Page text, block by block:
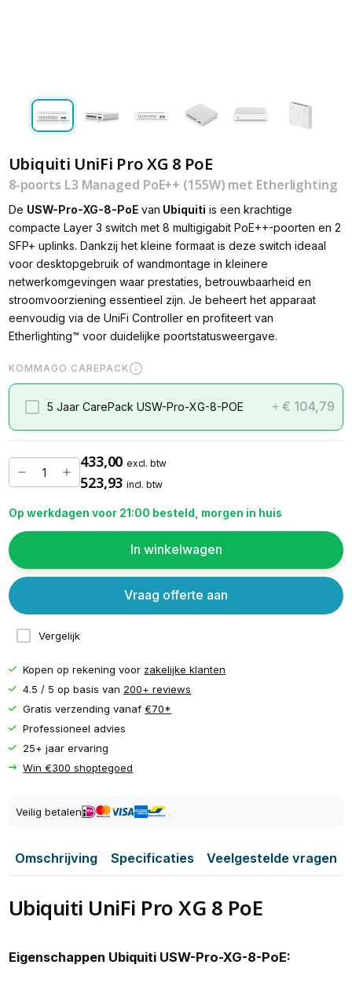
Ubiquiti UniFi Pro XG 8 PoE
8-poorts L3 Managed PoE++ (155W) met Etherlighting
De USW-Pro-XG-8-PoEvan Ubiquiti is een krachtige
compacte Layer 3 switch met 8 multigigabit PoE++-poorten en 2
SFP+ uplinks. Dankzij het kleine formaat is deze switch ideaal
voor desktopgebruik of wandmontage in kleinere
netwerkomgevingen waar prestaties, betrouwbaarheid en
stroomvoorziening essentieel zijn. Je beheert het apparaat
eenvoudig via de UniFi Controller en profiteert van
Etherlighting™ voor duidelijke poortstatusweergave.
KOMMAGO CAREPACK
5 Jaar CarePack USW-Pro-XG-8-POE + € 104,79
433,00 excl. btw
523,93 incl. btw
Op werkdagen voor 21:00 besteld, morgen in huis
In winkelwagen
Vergelijk
Vraag offerte aan
Kopen op rekening voor zakelijke klanten
4.5 / 5 op basis van 200+ reviews
Gratis verzending vanaf€70*
Professioneel advies
25+ jaar ervaring
Win €300 shoptegoed
Veilig betalen
Omschrijving Specificaties Veelgestelde vragen
Ubiquiti UniFi Pro XG 8 PoE
Eigenschappen Ubiquiti USW-Pro-XG-8-PoE: